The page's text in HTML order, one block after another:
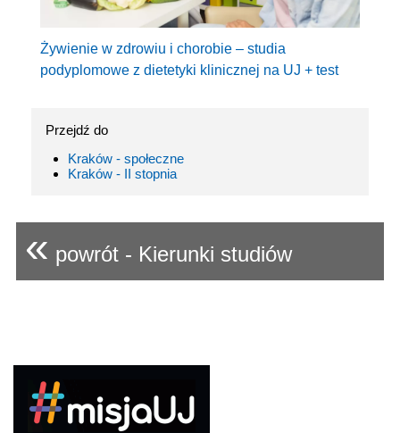
Żywienie w zdrowiu i chorobie – studia
podyplomowe z dietetyki klinicznej na UJ + test
Przejdź do
Kraków - społeczne
Kraków - II stopnia
« powrót - Kierunki studiów